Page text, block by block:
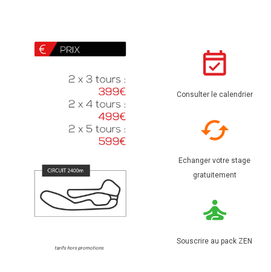
tarifs hors promotions
Consulter le calendrier
Echanger votre stage
gratuitement
Souscrire au pack ZEN